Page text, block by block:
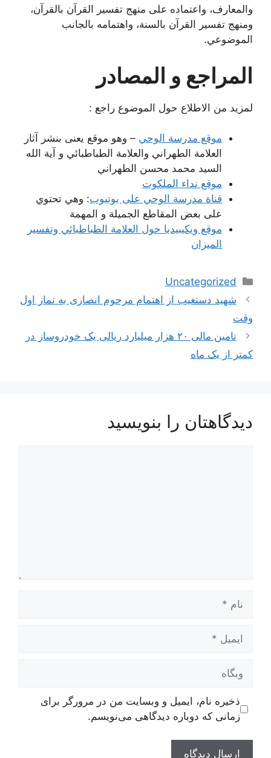
والمعارف، واعتماده على منهج تفسير القرآن بالقرآن،
ومنهج تفسير القرآن بالسنة، واهتمامه بالجانب
الموضوعي.
المراجع و المصادر
لمزيد من الاطلاع حول الموضوع راجع :
موقع مدرسة الوحي – وهو موقع يعنى بنشر آثار
العلامة الطهراني والعلامة الطباطبائي و آية الله
السيد محمد محسن الطهراني
موقع نداء الملكوت
قناة مدرسة الوحي على يوتيوب: وهي تحتوي
على بعض المقاطع الجميلة و المهمة
موقع ويكيبيديا حول العلامة الطباطبائي وتفسير
الميزان
دسته‌ها
Uncategorized
ناوبری
نوشته‌ها
شهید دستغیب از اهتمام مرحوم انصاری به نماز اول
وقت
تامین مالی ۲۰ هزار میلیارد ریالی یک خودروساز در
کمتر از یک ماه
دیدگاهتان را بنویسید
ایمیل
وبگاه
ذخیره نام، ایمیل و وبسایت من در مرورگر برای
زمانی که دوباره دیدگاهی می‌نویسم.